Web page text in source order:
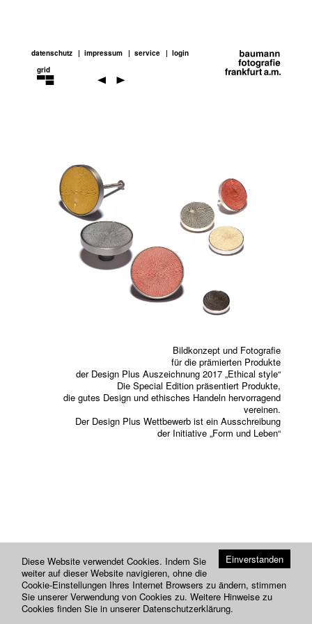
datenschutz impressum service
login
grid
Bildkonzept und Fotografie
für die prämierten Produkte
der Design Plus Auszeichnung 2017 „Ethical style“
Die Special Edition präsentiert Produkte,
die gutes Design und ethisches Handeln hervorragend
vereinen.
Der Design Plus Wettbewerb ist ein Ausschreibung
der Initiative „Form und Leben“
Einverstanden
Diese Website verwendet Cookies. Indem Sie
weiter auf dieser Website navigieren, ohne die
Cookie-Einstellungen Ihres Internet Browsers zu ändern, stimmen
Sie unserer Verwendung von Cookies zu. Weitere Hinweise zu
Cookies finden Sie in unserer Datenschutzerklärung.